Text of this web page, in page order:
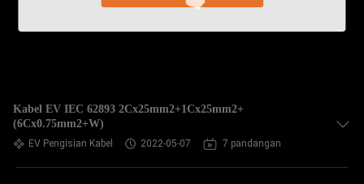
Kabel EV IEC 62893 2Cx25mm2+1Cx25mm2+
(6Cx0.75mm2+W)
EV Pengisian Kabel 2022-05-07 7 pandangan